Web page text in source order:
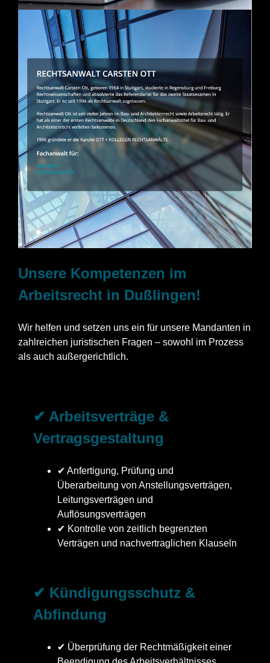
Unsere Kompetenzen im
Arbeitsrecht in Dußlingen!
Wir helfen und setzen uns ein für unsere Mandanten in
zahlreichen juristischen Fragen – sowohl im Prozess
als auch außergerichtlich.
✔ Arbeitsverträge &
Vertragsgestaltung
✔ Anfertigung, Prüfung und
Überarbeitung von Anstellungsverträgen,
Leitungsverträgen und
Auflösungsverträgen
✔ Kontrolle von zeitlich begrenzten
Verträgen und nachvertraglichen Klauseln
✔ Kündigungsschutz &
Abfindung
✔ Überprüfung der Rechtmäßigkeit einer